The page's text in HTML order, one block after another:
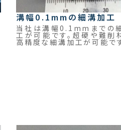
溝幅0.1mmの細溝加工
当社は溝幅0.1mmまでの
工が可能です。超硬や難削
高精度な細溝加工が可能で